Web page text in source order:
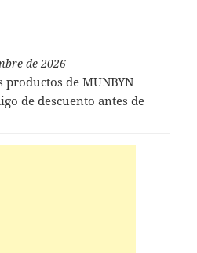
de 2026
de MUNBYN
de descuento antes de